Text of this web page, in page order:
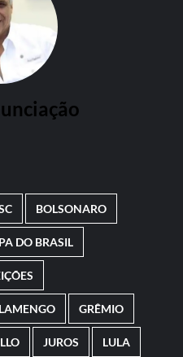
BOLSONARO
DO BRASIL
GRÊMIO
JUROS LULA